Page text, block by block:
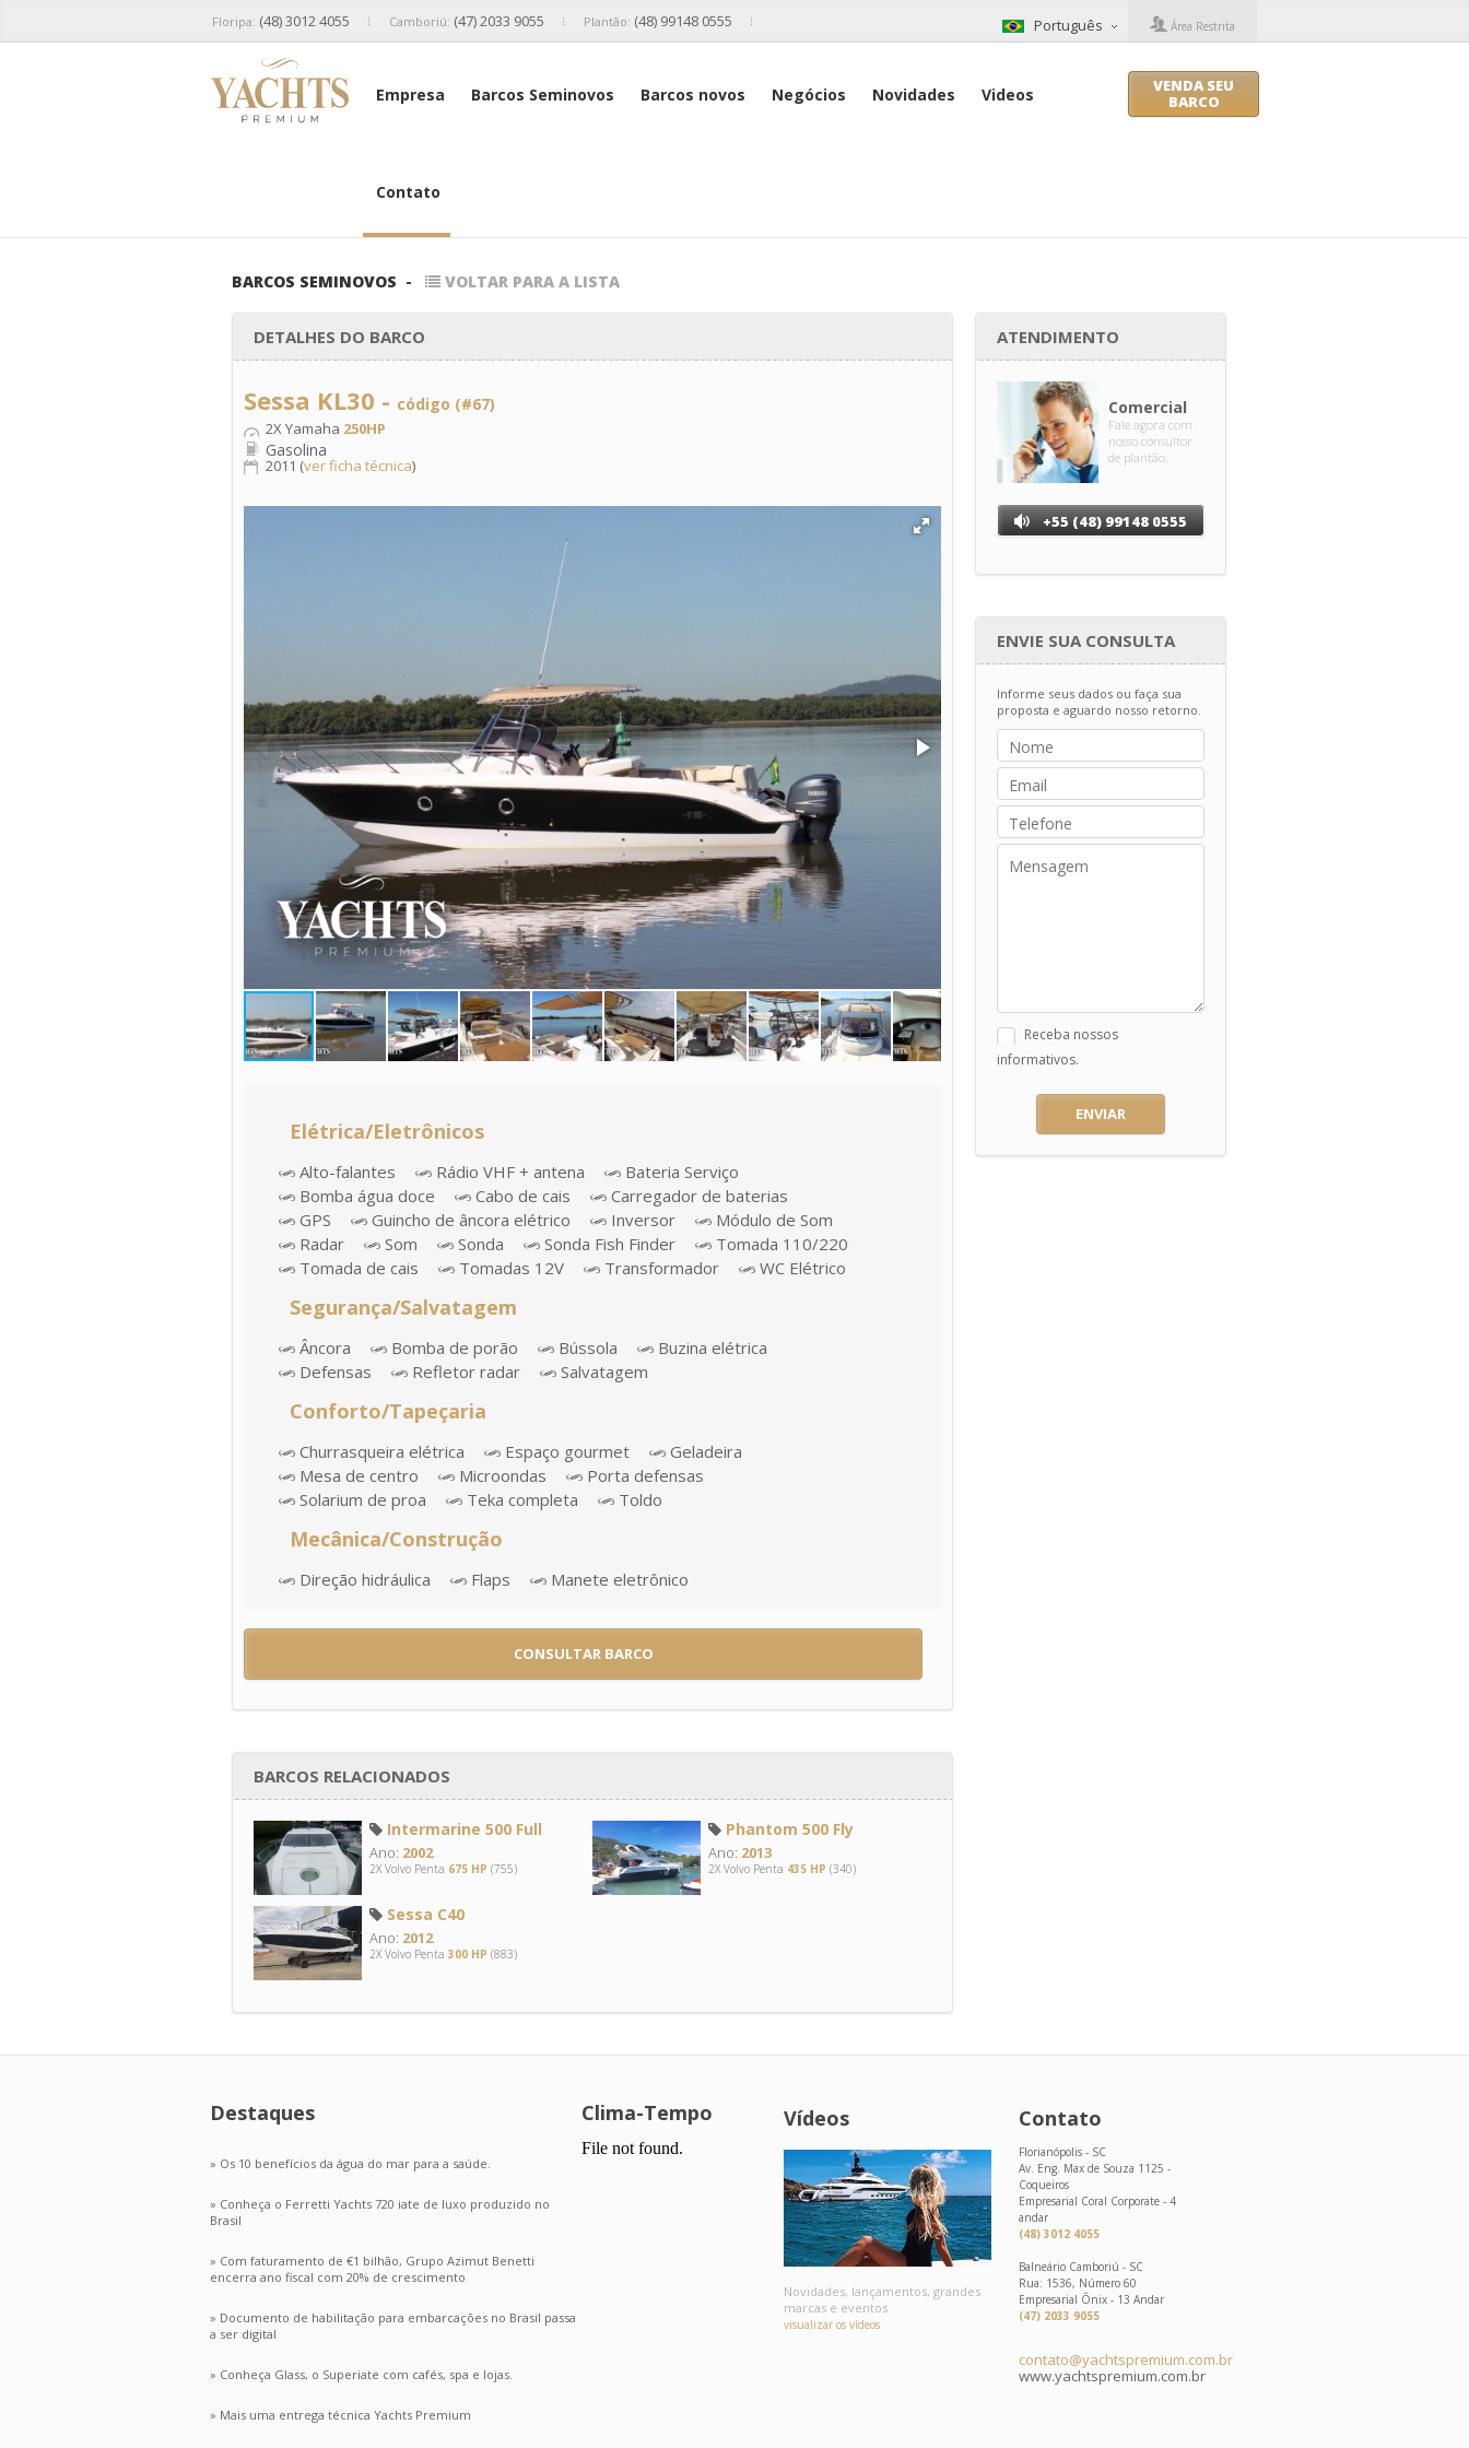
Floripa: (48) 3012 4055 Camboriú: (47) 2033 9055 Plantão: (48) 99148 0555 Português Área Restrita
Empresa Barcos Seminovos Barcos novos Negócios Novidades Videos
Contato
VENDA SEU
BARCO
BARCOS SEMINOVOS - VOLTAR PARA A LISTA
DETALHES DO BARCO
Sessa KL30 - código (#67)
2X Yamaha 250HP
Gasolina
2011 (ver ficha técnica)
Elétrica/Eletrônicos
Alto-falantes Rádio VHF + antena
Bateria Serviço
Bomba água doce
Cabo de cais
Carregador de baterias
GPS
Guincho de âncora elétrico Inversor
Módulo de Som
Radar
Som Sonda Sonda Fish Finder
Tomada 110/220
Tomada de cais
Tomadas 12V Transformador WC Elétrico
Segurança/Salvatagem
Âncora Bomba de porão Bússola
Buzina elétrica
Defensas
Refletor radar Salvatagem
Conforto/Tapeçaria
Churrasqueira elétrica Espaço gourmet
Geladeira
Mesa de centro
Microondas
Porta defensas
Solarium de proa
Teka completa Toldo
Mecânica/Construção
Direção hidráulica Flaps Manete eletrônico
CONSULTAR BARCO
BARCOS RELACIONADOS
Intermarine 500 Full
Ano: 2002
2X Volvo Penta 675 HP (755)
Phantom 500 Fly
Ano: 2013
2X Volvo Penta 435 HP (340)
Sessa C40
Ano: 2012
2X Volvo Penta 300 HP (883)
ATENDIMENTO
Comercial
Fale agora com
nosso consultor
de plantão.
+55 (48) 99148 0555
ENVIE SUA CONSULTA
Informe seus dados ou faça sua
proposta e aguardo nosso retorno.
Receba nossos
informativos.
ENVIAR
Destaques
» Os 10 benefícios da água do mar para a saúde.
» Conheça o Ferretti Yachts 720 iate de luxo produzido no
Brasil
» Com faturamento de €1 bilhão, Grupo Azimut Benetti
encerra ano fiscal com 20% de crescimento
» Documento de habilitação para embarcações no Brasil passa
a ser digital
» Conheça Glass, o Superiate com cafés, spa e lojas.
» Mais uma entrega técnica Yachts Premium
Clima-Tempo Vídeos
Novidades, lançamentos, grandes
marcas e eventos.
visualizar os vídeos
Contato
Florianópolis - SC
Av. Eng. Max de Souza 1125 -
Coqueiros
Empresarial Coral Corporate - 4
andar
(48) 3012 4055
Balneário Camboriú - SC
Rua: 1536, Número 60
Empresarial Ônix - 13 Andar
(47) 2033 9055
contato@yachtspremium.com.br
www.yachtspremium.com.br